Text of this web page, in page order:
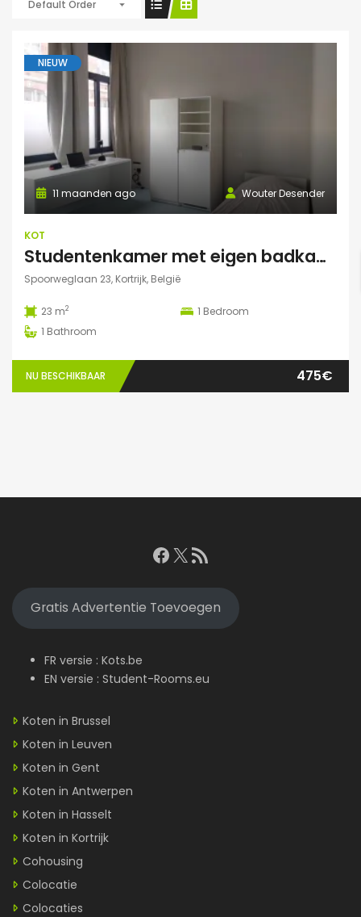
Default Order
NIEUW
Wouter Desender
11 maanden ago
KOT
Studentenkamer met eigen badkamer
Spoorweglaan 23, Kortrijk, België
23 m2 1 Bedroom
1 Bathroom
NU BESCHIKBAAR 475€
Facebook
X RSS feed
Gratis Advertentie Toevoegen
FR versie : Kots.be
EN versie : Student-Rooms.eu
Koten in Brussel
Koten in Leuven
Koten in Gent
Koten in Antwerpen
Koten in Hasselt
Koten in Kortrijk
Cohousing
Colocatie
Colocaties